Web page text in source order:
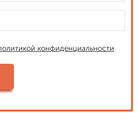
конфиденциальности